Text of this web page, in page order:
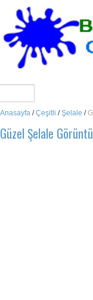
Anasayfa /Çeşitli /Şelale /
Güzel Şelale